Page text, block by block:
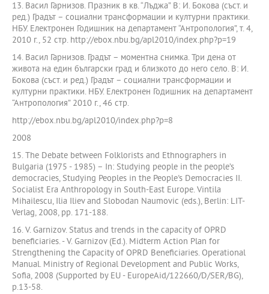
13. Васил Гарнизов. Празник в кв. “Лъджа” В: И. Бокова (съст. и
ред.) Градът – социални трансформации и културни практики.
НБУ. Електронен Годишник на департамент “Антропология”, т. 4,
2010 г., 52 стр. http://ebox.nbu.bg/apl2010/index.php?p=19
14. Васил Гарнизов. Градът – моментна снимка. Три дена от
живота на един български град и близкото до него село. В: И.
Бокова (съст. и ред.) Градът – социални трансформации и
културни практики. НБУ. Електронен Годишник на департамент
“Антропология” 2010 г., 46 стр.
http://ebox.nbu.bg/apl2010/index.php?p=8
2008
15. The Debate between Folklorists and Ethnographers in
Bulgaria (1975 - 1985) – In: Studying people in the people’s
democracies, Studying Peoples in the People's Democracies II.
Socialist Era Anthropology in South-East Europe. Vintila
Mihailescu, Ilia Iliev and Slobodan Naumovic (eds.), Berlin: LIT-
Verlag, 2008, pp. 171-188.
16. V. Garnizov. Status and trends in the capacity of OPRD
beneficiaries. - V. Garnizov (Ed.). Midterm Action Plan for
Strengthening the Capacity of OPRD Beneficiaries. Operational
Manual. Ministry of Regional Development and Public Works,
Sofia, 2008 (Supported by EU - EuropeAid/122660/D/SER/BG),
p.13-58.